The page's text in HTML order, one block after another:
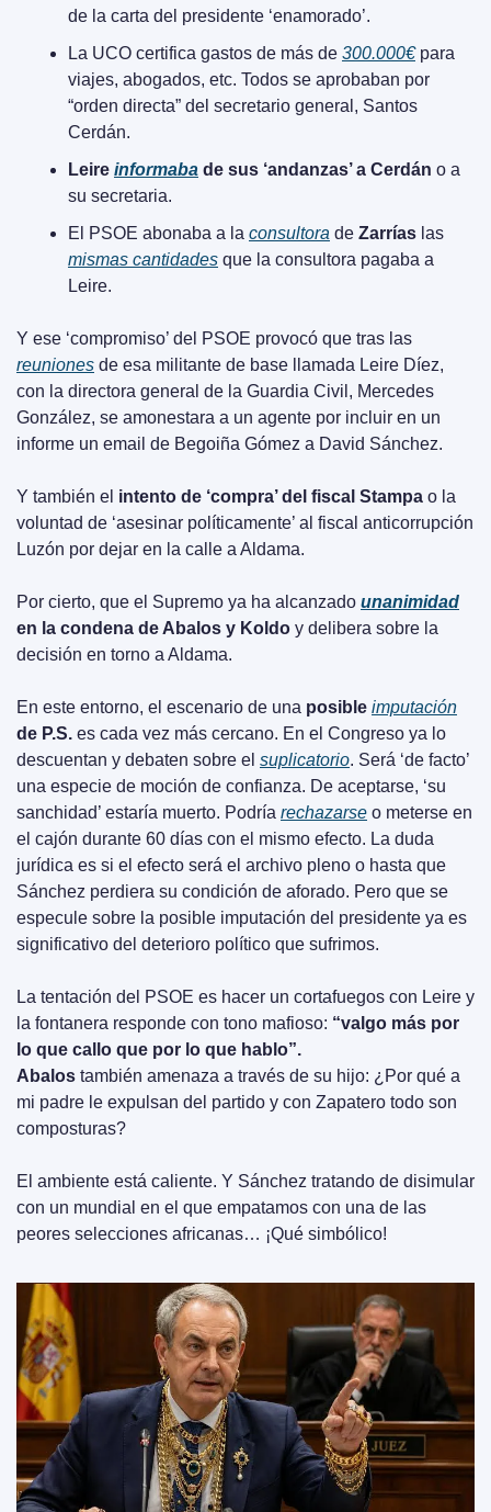
de la carta del presidente ‘enamorado’.
La UCO certifica gastos de más de 300.000€ para
viajes, abogados, etc. Todos se aprobaban por
“orden directa” del secretario general, Santos
Cerdán.
Leire informaba de sus ‘andanzas’ a Cerdán o a
su secretaria.
El PSOE abonaba a la consultora de Zarrías
mismas cantidades que la consultora pagaba a
Leire.
reuniones de esa militante de base llamada Leire Díez,
con la directora general de la Guardia Civil, Mercedes
González, se amonestara a un agente por incluir en un
informe un email de Begoiña Gómez a David Sánchez.
Y también el intento de ‘compra’ del fiscal Stampa o la
voluntad de ‘asesinar políticamente’ al fiscal anticorrupción
Luzón por dejar en la calle a Aldama.
Por cierto, que el Supremo ya ha alcanzado unanimidad
en la condena de Abalos y Koldo y delibera sobre la
decisión en torno a Aldama.
En este entorno, el escenario de una posible imputación
de P.S. es cada vez más cercano. En el Congreso ya lo
descuentan y debaten sobre el suplicatorio. Será ‘de facto’
una especie de moción de confianza. De aceptarse, ‘su
sanchidad’ estaría muerto. Podría rechazarse o meterse en
el cajón durante 60 días con el mismo efecto. La duda
jurídica es si el efecto será el archivo pleno o hasta que
Sánchez perdiera su condición de aforado. Pero que se
especule sobre la posible imputación del presidente ya es
significativo del deterioro político que sufrimos.
La tentación del PSOE es hacer un cortafuegos con Leire y
la fontanera responde con tono mafioso: “valgo más por
lo que callo que por lo que hablo”.
Abalos también amenaza a través de su hijo: ¿Por qué a
mi padre le expulsan del partido y con Zapatero todo son
composturas?
El ambiente está caliente. Y Sánchez tratando de disimular
con un mundial en el que empatamos con una de las
peores selecciones africanas… ¡Qué simbólico!